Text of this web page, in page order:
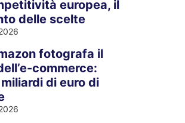
europea, il
delle scelte
fotografa il
commerce:
di euro di